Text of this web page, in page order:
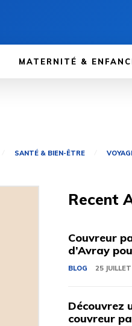
MATERNITÉ &
SANTÉ & BIEN-ÊTRE
Recent
Couvreur
d’Avray
BLOG 25
Découvrez
couvreur